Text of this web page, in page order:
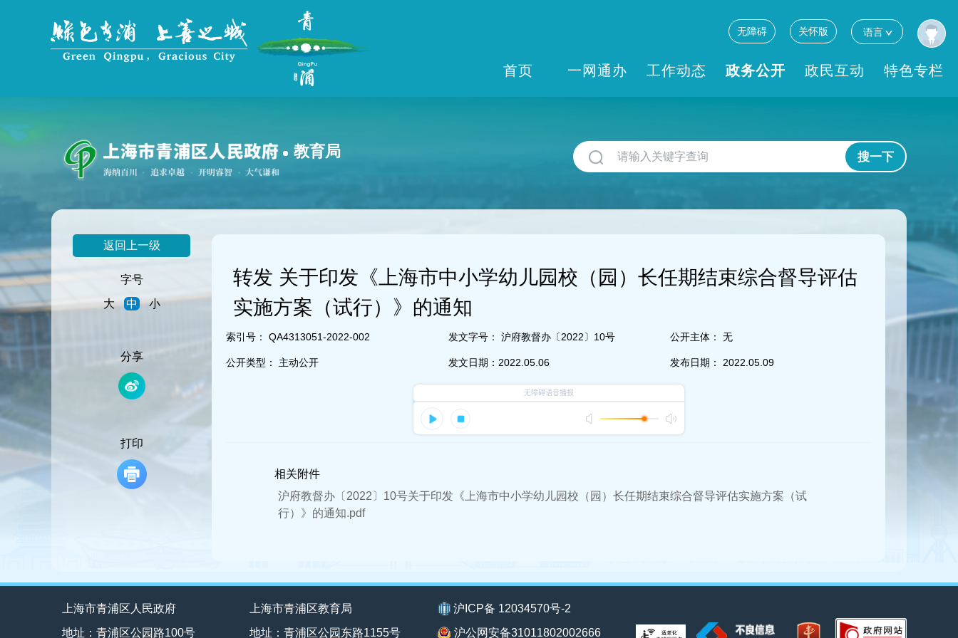
到
主
要
内
容
无障碍 关怀版 语言
首页 一网通办 工作动态 政务公开 政民互动 特色专栏
教育局 搜一下
返回上一级
字号
大
中 小
分享
打印
转发 关于印发《上海市中小学幼儿园校（园）长任期结束综合督导评估
实施方案（试行）》的通知
索引号： QA4313051-2022-002
公开类型： 主动公开
发文字号： 沪府教督办〔2022〕10号
发文日期： 2022.05.06
公开主体： 无
发布日期： 2022.05.09
相关附件
沪府教督办〔2022〕10号关于印发《上海市中小学幼儿园校（园）长任期结束综合督导评估实施方案（试
行）》的通知.pdf
上海市青浦区人民政府
地址：青浦区公园路100号
上海市青浦区教育局
地址：青浦区公园东路1155号
沪ICP备 12034570号-2
沪公网安备31011802002666